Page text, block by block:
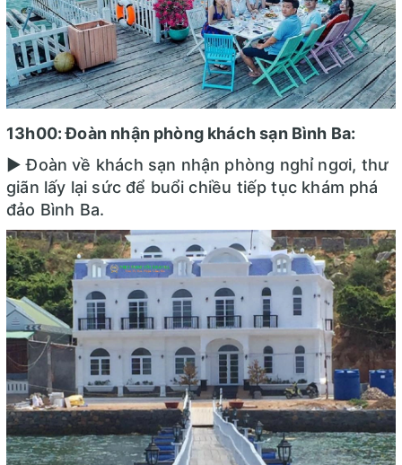
13h00: Đoàn nhận phòng khách sạn Bình Ba:
► Đoàn về khách sạn nhận phòng nghỉ ngơi, thư
giãn lấy lại sức để buổi chiều tiếp tục khám phá
đảo Bình Ba.